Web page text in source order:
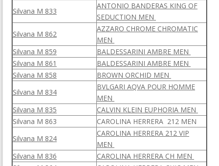
Silvana M 833
ANTONIO BANDERAS KING OF
SEDUCTION MEN
Silvana M 862
AZZARO CHROME CHROMATIC
MEN
Silvana M 859
BALDESSARINI AMBRE MEN
Silvana M 861
BALDESSARINI AMBRE MEN
Silvana M 858
BROWN ORCHID MEN
Silvana M 834
BVLGARI AQVA POUR HOMME
MEN
Silvana M 835
CALVIN KLEIN EUPHORIA MEN
Silvana M 863
CAROLINA HERRERA 212 MEN
Silvana M 824
CAROLINA HERRERA 212 VIP
MEN
Silvana M 836
CAROLINA HERRERA CH MEN